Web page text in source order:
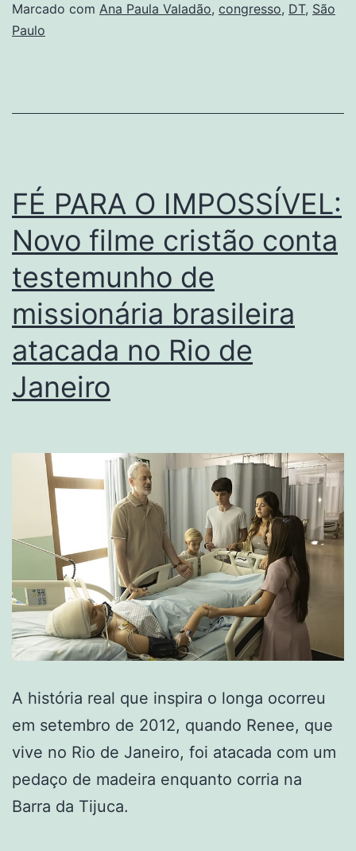
Marcado com Ana Paula Valadão, congresso, DT, São
Paulo
FÉ PARA O IMPOSSÍVEL:
Novo filme cristão conta
testemunho de
missionária brasileira
atacada no Rio de
Janeiro
A história real que inspira o longa ocorreu
em setembro de 2012, quando Renee, que
vive no Rio de Janeiro, foi atacada com um
pedaço de madeira enquanto corria na
Barra da Tijuca.